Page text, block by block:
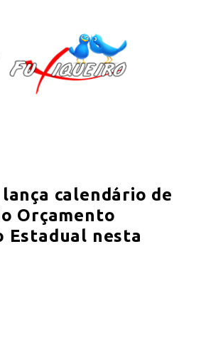
calendário de
Orçamento
Estadual nesta